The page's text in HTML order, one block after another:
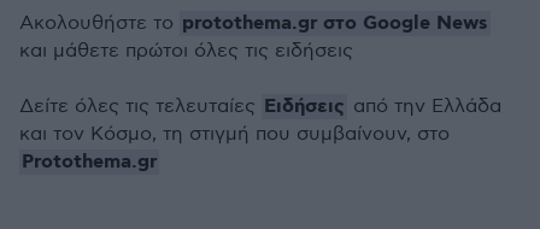
Ακολουθήστε το protothema.gr στο Google News
και μάθετε πρώτοι όλες τις ειδήσεις
Δείτε όλες τις τελευταίες Ειδήσεις από την Ελλάδα
και τον Κόσμο, τη στιγμή που συμβαίνουν, στο
Protothema.gr